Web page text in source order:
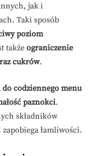
jak i
Taki sposób
poziom
także ograniczenie
cukrów.
codziennego menu
paznokci.
składników
łamliwości.